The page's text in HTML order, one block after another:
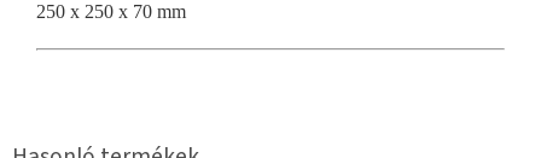
250 x 250 x 70 mm